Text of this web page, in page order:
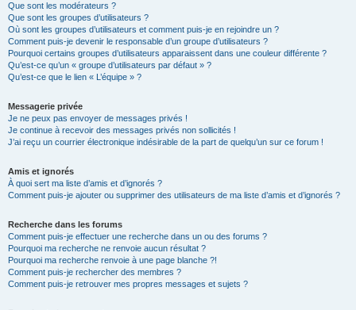
Que sont les modérateurs ?
Que sont les groupes d’utilisateurs ?
Où sont les groupes d’utilisateurs et comment puis-je en rejoindre un ?
Comment puis-je devenir le responsable d’un groupe d’utilisateurs ?
Pourquoi certains groupes d’utilisateurs apparaissent dans une couleur différente ?
Qu’est-ce qu’un « groupe d’utilisateurs par défaut » ?
Qu’est-ce que le lien « L’équipe » ?
Messagerie privée
Je ne peux pas envoyer de messages privés !
Je continue à recevoir des messages privés non sollicités !
J’ai reçu un courrier électronique indésirable de la part de quelqu’un sur ce forum !
Amis et ignorés
À quoi sert ma liste d’amis et d’ignorés ?
Comment puis-je ajouter ou supprimer des utilisateurs de ma liste d’amis et d’ignorés ?
Recherche dans les forums
Comment puis-je effectuer une recherche dans un ou des forums ?
Pourquoi ma recherche ne renvoie aucun résultat ?
Pourquoi ma recherche renvoie à une page blanche ?!
Comment puis-je rechercher des membres ?
Comment puis-je retrouver mes propres messages et sujets ?